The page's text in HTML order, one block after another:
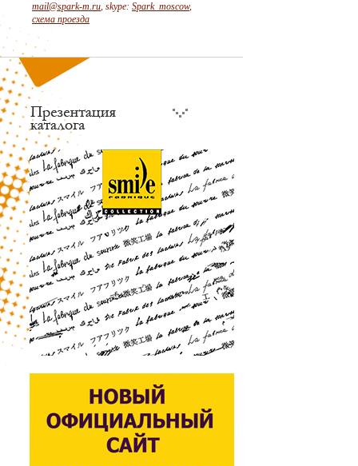
mail@spark-m.ru, skype: Spark_moscow,
схема проезда